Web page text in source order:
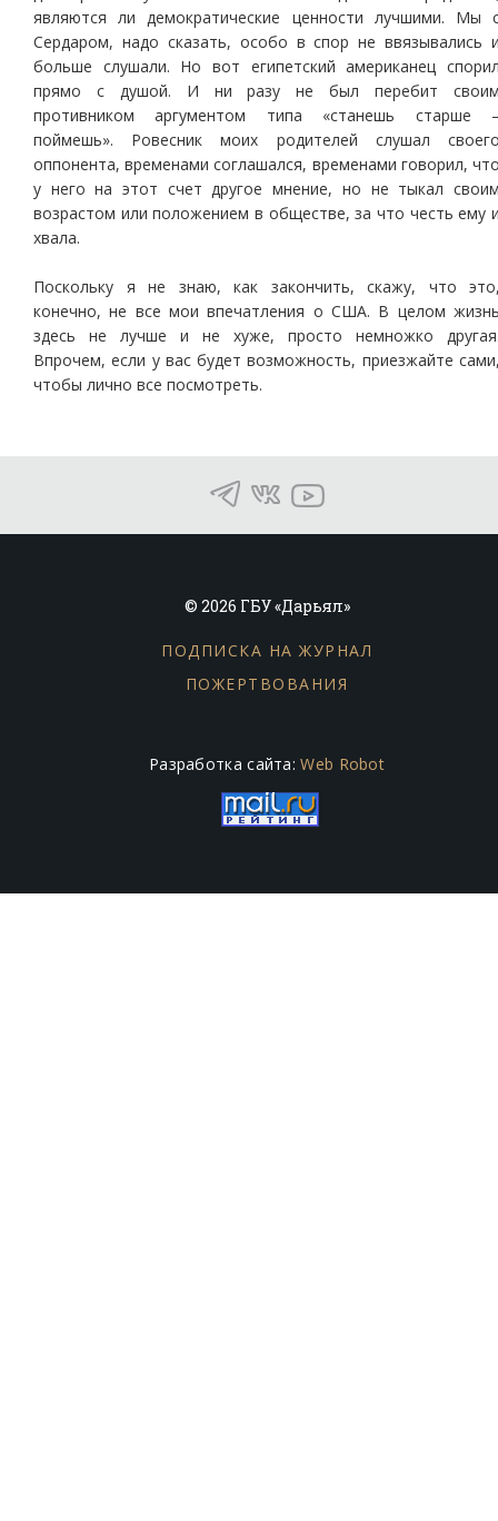
являются ли демократические ценности лучшими. Мы
Сердаром, надо сказать, особо в спор не ввязывались
больше слушали. Но вот египетский американец
прямо с душой. И ни разу не был перебит
противником аргументом типа «станешь старше
поймешь». Ровесник моих родителей слушал
оппонента, временами соглашался, временами говорил,
у него на этот счет другое мнение, но не тыкал
возрастом или положением в обществе, за что честь ему
хвала.
Поскольку я не знаю, как закончить, скажу, что
конечно, не все мои впечатления о США. В целом
здесь не лучше и не хуже, просто немножко
Впрочем, если у вас будет возможность, приезжайте
чтобы лично все посмотреть.
© 2026 ГБУ «Дарьял»
ПОДПИСКА НА ЖУРНАЛ
ПОЖЕРТВОВАНИЯ
Разработка сайта:Web Robot